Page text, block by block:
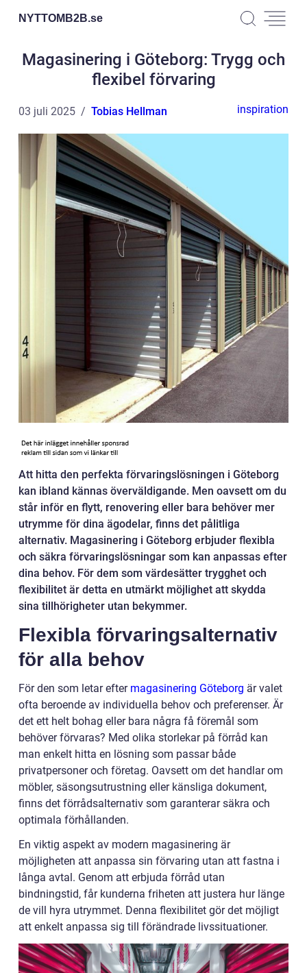
NYTTOMB2B.se
Magasinering i Göteborg: Trygg och
flexibel förvaring
03 juli 2025 Tobias Hellman inspiration
Att hitta den perfekta förvaringslösningen i Göteborg
kan ibland kännas överväldigande. Men oavsett om du
står inför en flytt, renovering eller bara behöver mer
utrymme för dina ägodelar, finns det pålitliga
alternativ. Magasinering i Göteborg erbjuder flexibla
och säkra förvaringslösningar som kan anpassas efter
dina behov. För dem som värdesätter trygghet och
flexibilitet är detta en utmärkt möjlighet att skydda
sina tillhörigheter utan bekymmer.
Flexibla förvaringsalternativ
för alla behov
För den som letar efter magasinering Göteborg är valet
ofta beroende av individuella behov och preferenser. Är
det ett helt bohag eller bara några få föremål som
behöver förvaras? Med olika storlekar på förråd kan
man enkelt hitta en lösning som passar både
privatpersoner och företag. Oavsett om det handlar om
möbler, säsongsutrustning eller känsliga dokument,
finns det förrådsalternativ som garanterar säkra och
optimala förhållanden.
En viktig aspekt av modern magasinering är
möjligheten att anpassa sin förvaring utan att fastna i
långa avtal. Genom att erbjuda förråd utan
bindningstid, får kunderna friheten att justera hur länge
de vill hyra utrymmet. Denna flexibilitet gör det möjligt
att enkelt anpassa sig till förändrade livssituationer.